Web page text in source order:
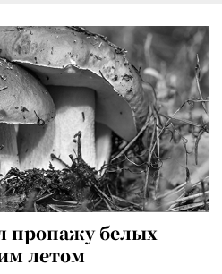
пропажу белых
летом